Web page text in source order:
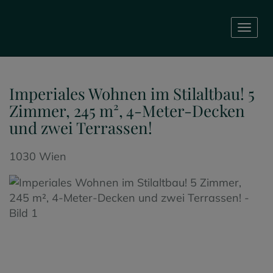
Imperiales Wohnen im Stilaltbau! 5
Zimmer, 245 m², 4-Meter-Decken
und zwei Terrassen!
1030 Wien